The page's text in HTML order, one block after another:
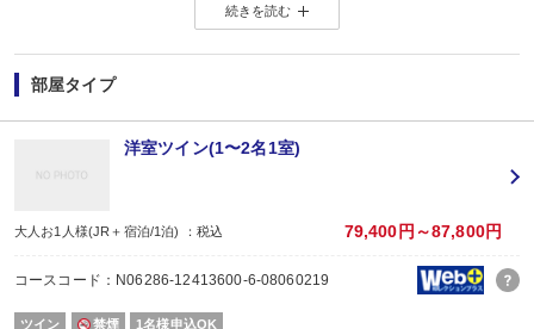
ソムリエチョイスの赤ワインや山形の地酒とともにお楽しみください。
【ご朝食】（7時15分～9時30分）
旬の食材をふんだんに使った朝食ビュッフェ
※お子様のお食事について
食事内容…小学生：大人に準じたお食事／幼児（食事・布団付）：お子様用の
小学生でお子様用食事をご希望の方は、事前に当館までご連絡ください。（当
■湯坊いちらくの代名詞【オールインクルーシブ】
～館内醸造「TENDO BREWERY」のクラフトビールを飲み比べ～
ビールの他にも、山形の地酒やおつまみ、貸切露天風呂や音楽鑑賞、
ここにしかない時間を自由にご堪能いただけます。
「最高の湯あがり」をコンセプトに、蔵をリノベーションしたBEER STAND＆
・ビアタイム：15時～20時（ビールにスパークリングワインなど）
・レイトカフェタイム：20時～21時30分（オリジナルカクテルをバーテンダー
続きを読む
部屋タイプ
洋室ツイン(1〜2名1室)
大人お1人様(JR＋宿泊/1泊) ：税込 79,400円～87,800円
コースコード：N06286-12413600-6-08060219
ツイン 禁煙 1名様申込OK